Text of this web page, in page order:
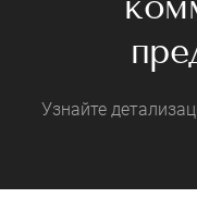
Узнайте